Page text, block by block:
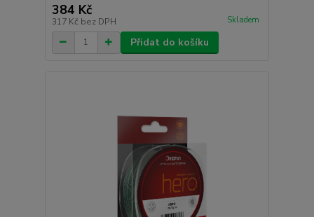
384 Kč
317 Kč bez DPH Skladem
Přidat do košíku